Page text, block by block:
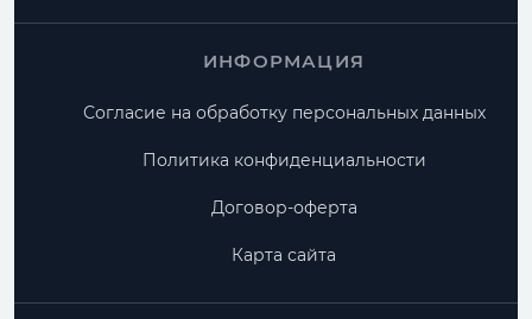
ИНФОРМАЦИЯ
Согласие на обработку персональных данных
Политика конфиденциальности
Договор-оферта
Карта сайта